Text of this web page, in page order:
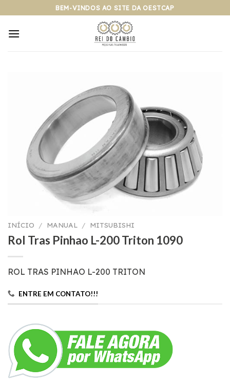
para
BEM-VINDOS AO SITE DA OESTCAP
INÍCIO / MANUAL / MITSUBISHI
Rol Tras Pinhao L-200 Triton 1090
ROL TRAS PINHAO L-200 TRITON
ENTRE EM CONTATO!!!